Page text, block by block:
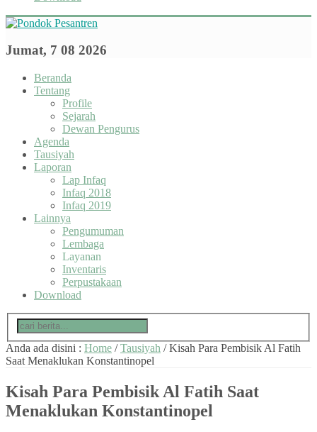
Jumat, 7 08 2026
Beranda
Tentang
Profile
Sejarah
Dewan Pengurus
Agenda
Tausiyah
Laporan
Lap Infaq
Infaq 2018
Infaq 2019
Lainnya
Pengumuman
Lembaga
Layanan
Inventaris
Perpustakaan
Download
Anda ada disini : Home /Tausiyah /Kisah Para Pembisik Al Fatih
Saat Menaklukan Konstantinopel
Kisah Para Pembisik Al Fatih Saat
Menaklukan Konstantinopel